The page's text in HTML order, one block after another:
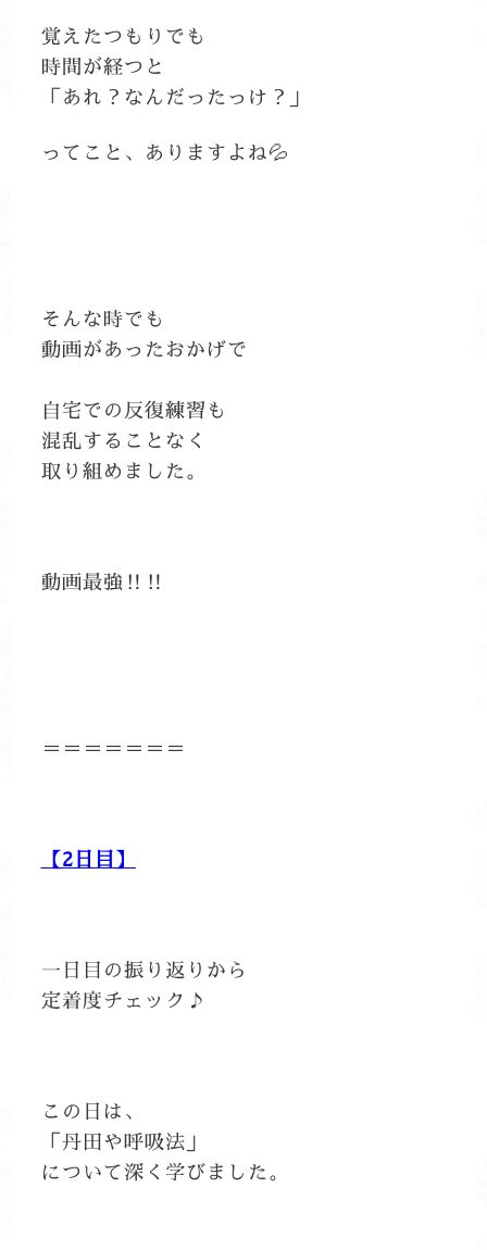
覚えたつもりでも
時間が経つと
「あれ？なんだったっけ？」
ってこと、ありますよね💦
そんな時でも
動画があったおかげで
自宅での反復練習も
混乱することなく
取り組めました。
動画最強‼‼
＝＝＝＝＝＝＝
【2日目】
一日目の振り返りから
定着度チェック♪
この日は、
「丹田や呼吸法」
について深く学びました。